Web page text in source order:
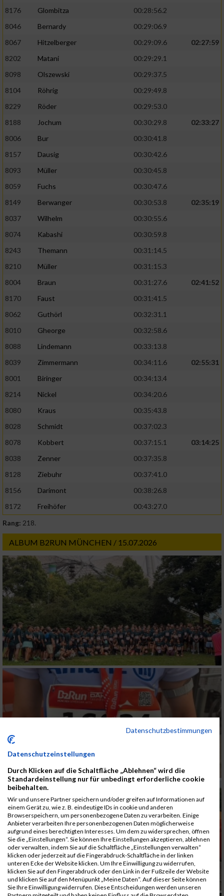
8176 Glombitza
00:28:56.2
8046
Bernardy
00:29:06.9
8067
Hitzelberger 00:29:09.6
02:27:59
8202
Matani
00:29:29.1
8098
Olszewski
00:29:37.5
8104
Röhrig
00:29:49.8
8229
Röder
00:29:53.0
8188
Jochum 00:30:29.8
02:33:27
8006
Bur
00:30:41.8
8157
Dausig
00:30:42.6
8093
Müller
00:30:45.8
8059
Fuchs
00:30:47.6
8149
Berwanger 00:30:53.8
02:35:19
8037
Wilhelm
00:30:55.6
8074
Kabashi
00:30:59.8
8243
Themann
00:31:14.5
8210
Müller
00:31:15.3
8004
Braun 00:31:27.6
02:41:52
8170
Faust
00:31:41.5
8062
Guthörl
00:32:31.1
8010
Gheorge
00:32:58.6
8088
Lindemann
00:33:13.8
8039
Zimmermann 00:34:11.6
02:55:31
8001
Biringer
00:34:13.4
8214
Nickel
00:34:20.6
8080
Kraus
00:35:43.8
8028
Schmidt
00:37:02.3
8078
Kobbert 00:37:15.1
03:14:25
8038
Zenner
00:37:35.8
8128
Ziebuhr
00:37:41.0
8156
Darimont
00:38:26.8
8172
Freihöfer
00:43:27.0
Rang: 218.
ALBUM B2RUN MÜNCHEN / 15.07.2026
Datenschutzbestimmungen
Datenschutzeinstellungen
Durch Klicken auf die Schaltfläche „Ablehnen“ wird die
Standardeinstellung nur für unbedingt erforderliche cookie
beibehalten.
Wir und unsere Partner speichern und/oder greifen auf Informationen auf
einem Gerät zu, wie z. B. eindeutige IDs in cookie und anderen
Browserspeichern, um personenbezogene Daten zu verarbeiten. Einige
Anbieter verarbeiten Ihre personenbezogenen Daten möglicherweise
aufgrund eines berechtigten Interesses. Um dem zu widersprechen, öffnen
Sie die „Einstellungen“. Sie können Ihre Einstellungen akzeptieren, ablehnen
oder verwalten, indem Sie auf die Schaltfläche „Einstellungen verwalten“
klicken oder jederzeit auf die Fingerabdruck-Schaltfläche in der linken
unteren Ecke der Website klicken. Um Ihre Einwilligung zu widerrufen,
klicken Sie auf den Fingerabdruck oder den Link in der Fußzeile der Website
und klicken Sie auf den Menüpunkt „Meine Daten“. Auf dieser Seite können
Sie Ihre Einwilligung widerrufen. Diese Entscheidungen werden unseren